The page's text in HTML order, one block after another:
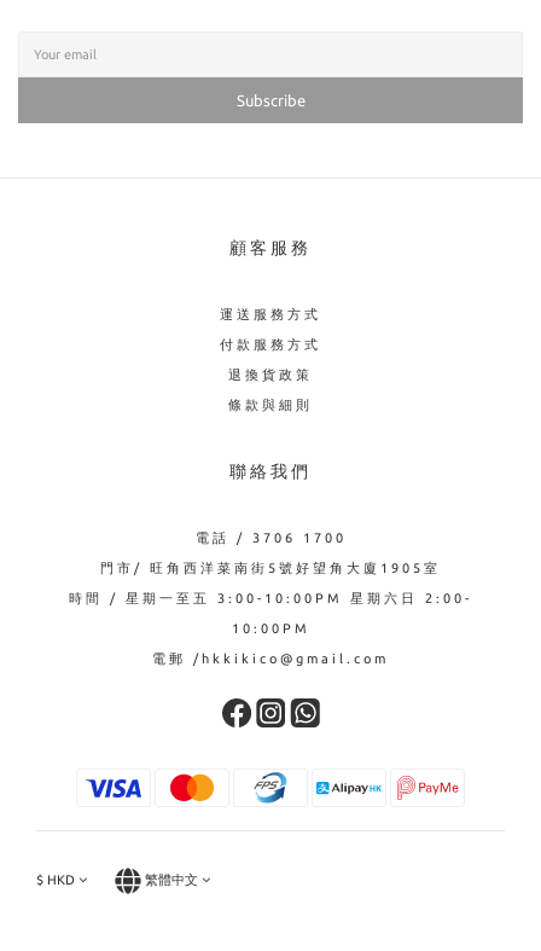
Subscribe
顧客服務
運送服務方式
付款服務方式
退換貨政策
條款與細則
聯絡我們
電話 / 3706 1700
門市/ 旺角西洋菜南街5號好望角大廈1905室
時間 / 星期一至五 3:00-10:00PM 星期六日 2:00-
10:00PM
電郵 /hkkikico@gmail.com
$ HKD 繁體中文